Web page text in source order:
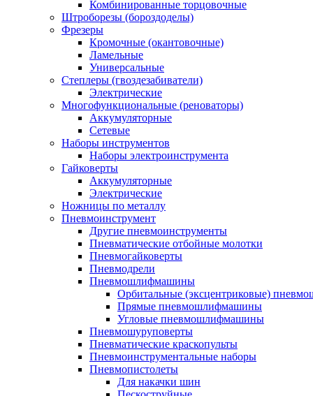
Комбинированные торцовочные
Штроборезы (бороздоделы)
Фрезеры
Кромочные (окантовочные)
Ламельные
Универсальные
Степлеры (гвоздезабиватели)
Электрические
Многофункциональные (реноваторы)
Аккумуляторные
Сетевые
Наборы инструментов
Наборы электроинструмента
Гайковерты
Аккумуляторные
Электрические
Ножницы по металлу
Пневмоинструмент
Другие пневмоинструменты
Пневматические отбойные молотки
Пневмогайковерты
Пневмодрели
Пневмошлифмашины
Орбитальные (эксцентриковые)
Прямые пневмошлифмашины
Угловые пневмошлифмашины
Пневмошуруповерты
Пневматические краскопульты
Пневмоинструментальные наборы
Пневмопистолеты
Для накачки шин